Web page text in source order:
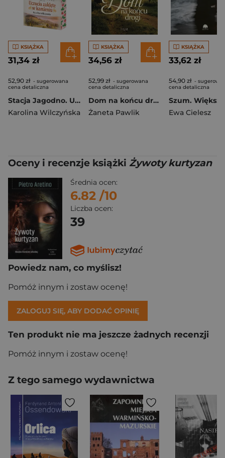
KSIĄŻKA
31,34 zł
52,90 zł - sugerowana
cena detaliczna
Stacja Jagodno. Uczucia zaklęte w kamieniu (ilustrowane brzegi)
Karolina Wilczyńska
KSIĄŻKA
34,56 zł
52,99 zł - sugerowana
cena detaliczna
Dom na końcu drogi
Żaneta Pawlik
KSIĄŻKA
33,62 zł
54,90 zł -
cena detaliczna
Ewa Cielesz
Oceny i recenzje książki Żywoty kurtyzan
Średnia ocen:
6.82 /10
Liczba ocen:
39
Powiedz nam, co myślisz!
Pomóż innym i zostaw ocenę!
ZALOGUJ SIĘ, ABY DODAĆ OPINIĘ
Ten produkt nie ma jeszcze żadnych recenzji
Pomóż innym i zostaw ocenę!
Z tego samego wydawnictwa